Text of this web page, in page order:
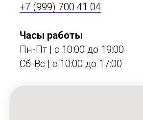
+7 (999) 700 41 04
Часы работы
Пн-Пт | с 10:00 до 19:00
Сб-Вс | c 10:00 до 17:00